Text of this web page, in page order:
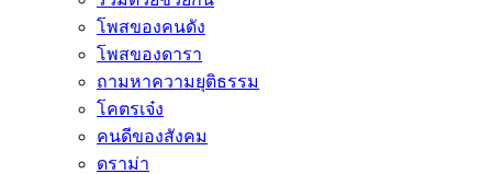
โพสของคนดัง
โพสของดารา
ถามหาความยุติธรรม
โคตรเจ๋ง
คนดีของสังคม
ดราม่า